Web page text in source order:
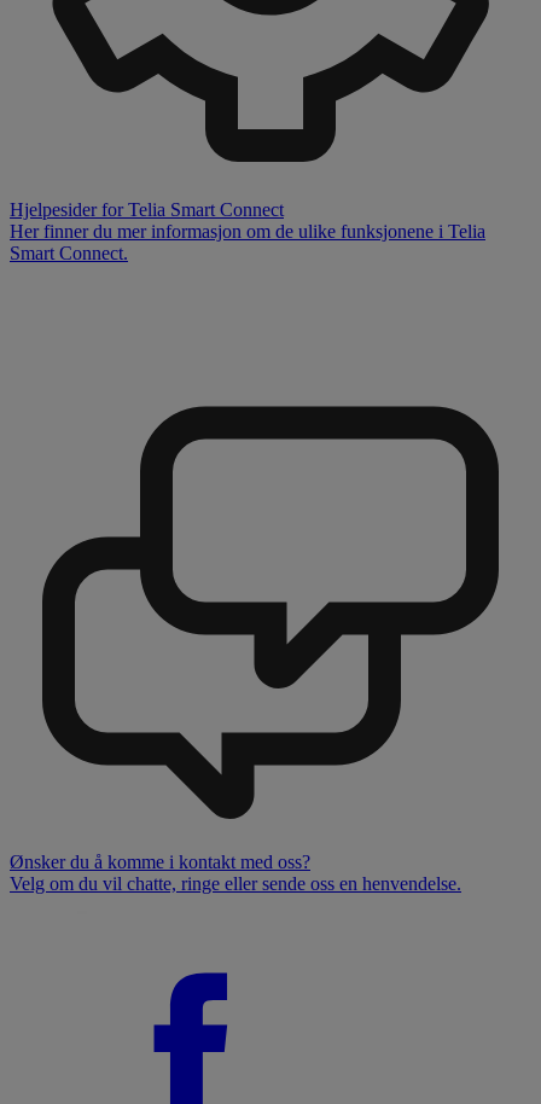
Hjelpesider for Telia Smart Connect
Her finner du mer informasjon om de ulike funksjonene i Telia
Smart Connect.
Ønsker du å komme i kontakt med oss?
Velg om du vil chatte, ringe eller sende oss en henvendelse.